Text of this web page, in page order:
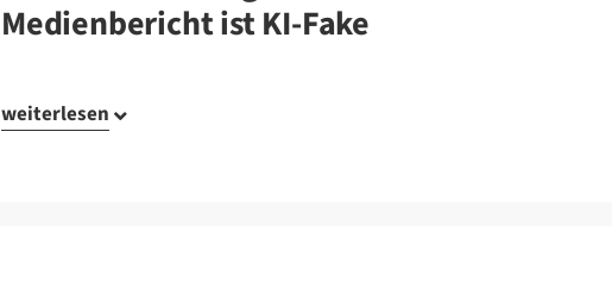
Medienbericht ist KI-Fake
weiterlesen